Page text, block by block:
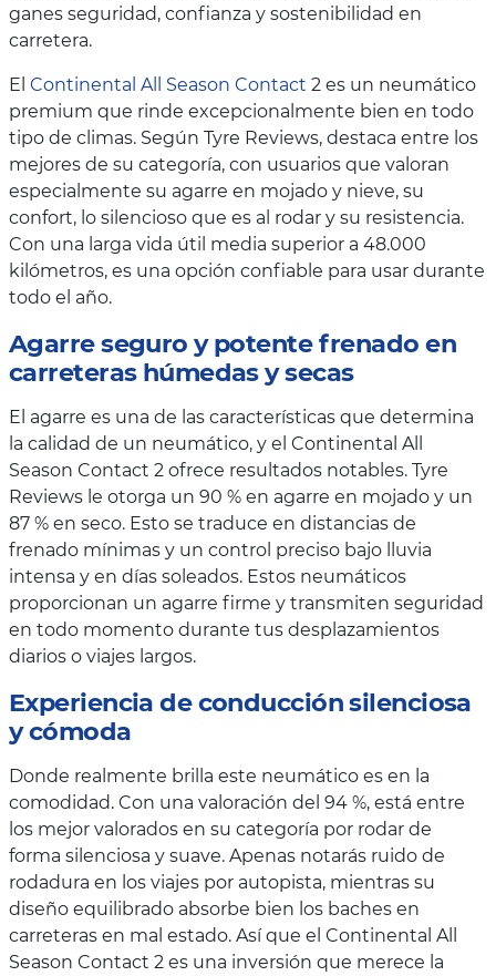
ganes seguridad, confianza y sostenibilidad en
carretera.
El Continental All Season Contact 2 es un neumático
premium que rinde excepcionalmente bien en todo
tipo de climas. Según Tyre Reviews, destaca entre los
mejores de su categoría, con usuarios que valoran
especialmente su agarre en mojado y nieve, su
confort, lo silencioso que es al rodar y su resistencia.
Con una larga vida útil media superior a 48.000
kilómetros, es una opción confiable para usar durante
todo el año.
Agarre seguro y potente frenado en
carreteras húmedas y secas
El agarre es una de las características que determina
la calidad de un neumático, y el Continental All
Season Contact 2 ofrece resultados notables. Tyre
Reviews le otorga un 90 % en agarre en mojado y un
87 % en seco. Esto se traduce en distancias de
frenado mínimas y un control preciso bajo lluvia
intensa y en días soleados. Estos neumáticos
proporcionan un agarre firme y transmiten seguridad
en todo momento durante tus desplazamientos
diarios o viajes largos.
Experiencia de conducción silenciosa
y cómoda
Donde realmente brilla este neumático es en la
comodidad. Con una valoración del 94 %, está entre
los mejor valorados en su categoría por rodar de
forma silenciosa y suave. Apenas notarás ruido de
rodadura en los viajes por autopista, mientras su
diseño equilibrado absorbe bien los baches en
carreteras en mal estado. Así que el Continental All
Season Contact 2 es una inversión que merece la